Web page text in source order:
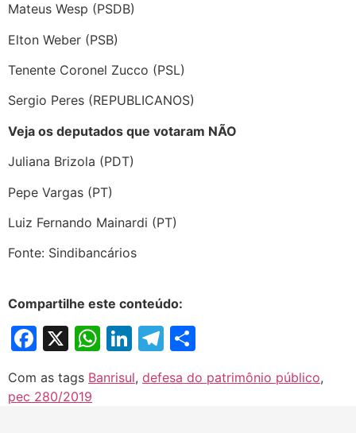
Mateus Wesp (PSDB)
Elton Weber (PSB)
Tenente Coronel Zucco (PSL)
Sergio Peres (REPUBLICANOS)
Veja os deputados que votaram NÃO
Juliana Brizola (PDT)
Pepe Vargas (PT)
Luiz Fernando Mainardi (PT)
Fonte: Sindibancários
Compartilhe este conteúdo:
Facebook
X WhatsApp
LinkedIn
Telegram
Com as tags Banrisul, defesa do patrimônio público,
pec 280/2019